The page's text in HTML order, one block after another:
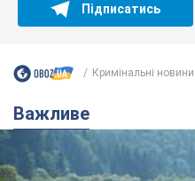
Підписатись
Кримінальні новини
Важливе